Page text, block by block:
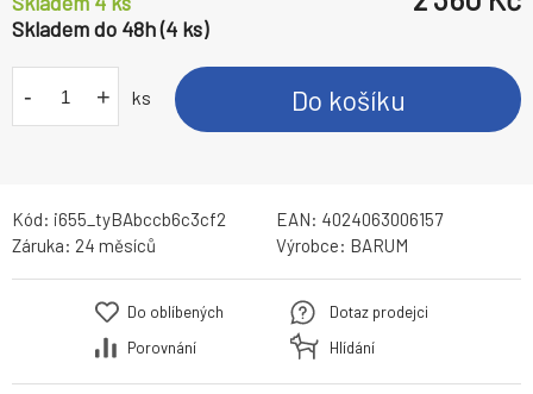
Skladem do 48h (4 ks)
- + ks Do košíku
Kód: i655_tyBAbccb6c3cf2 EAN: 4024063006157
Záruka: 24 měsíců Výrobce: BARUM
Do oblíbených
Porovnání
Dotaz prodejci
Hlídání